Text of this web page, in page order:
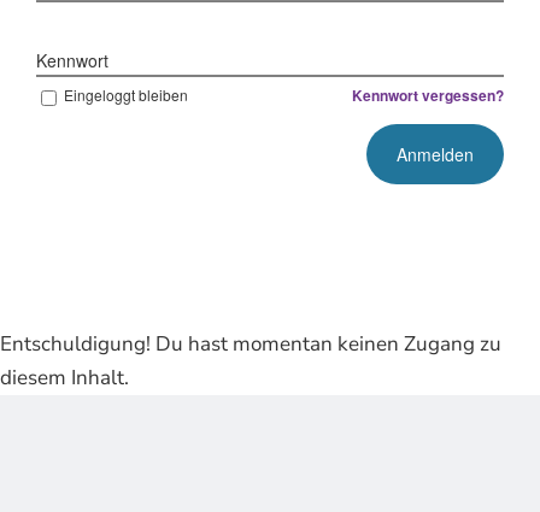
Kennwort
Eingeloggt bleiben Kennwort vergessen?
Entschuldigung! Du hast momentan keinen Zugang zu
diesem Inhalt.